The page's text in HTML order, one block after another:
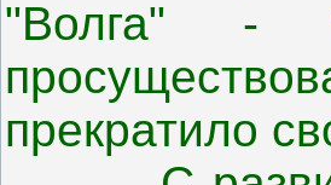
"Волга" -
прекратило